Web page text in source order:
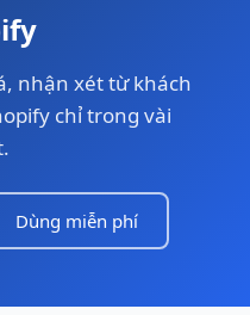
nhận xét từ khách
chỉ trong vài
Dùng miễn phí